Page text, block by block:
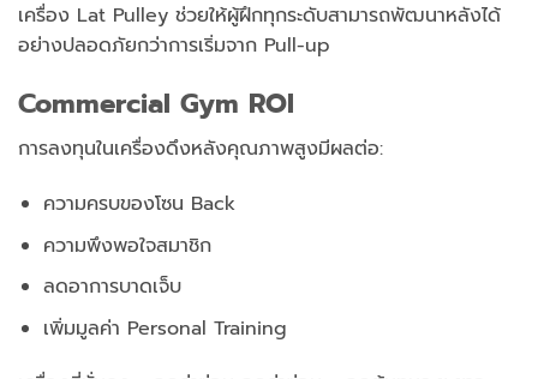
เครื่อง Lat Pulley ช่วยให้ผู้ฝึกทุกระดับสามารถพัฒนาหลังได้
อย่างปลอดภัยกว่าการเริ่มจาก Pull-up
Commercial Gym ROI
การลงทุนในเครื่องดึงหลังคุณภาพสูงมีผลต่อ:
ความครบของโซน Back
ความพึงพอใจสมาชิก
ลดอาการบาดเจ็บ
เพิ่มมูลค่า Personal Training